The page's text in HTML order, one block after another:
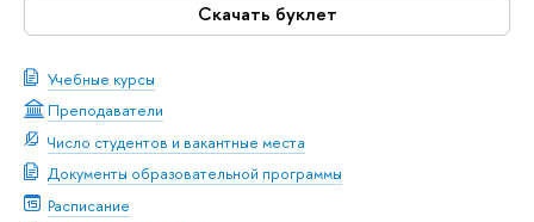
Скачать буклет
Учебные курсы
Преподаватели
Число студентов и вакантные места
Документы образовательной программы
Расписание